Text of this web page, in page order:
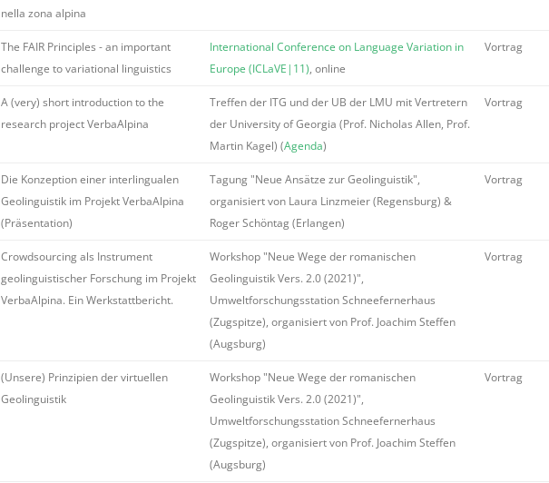
nella zona alpina
The FAIR Principles - an important
challenge to variational linguistics
International Conference on Language Variation in
Europe (ICLaVE|11), online
Vortrag
A (very) short introduction to the
research project VerbaAlpina
Treffen der ITG und der UB der LMU mit Vertretern
der University of Georgia (Prof. Nicholas Allen, Prof.
Martin Kagel) (Agenda)
Vortrag
Die Konzeption einer interlingualen
Geolinguistik im Projekt VerbaAlpina
(Präsentation)
Tagung "Neue Ansätze zur Geolinguistik",
organisiert von Laura Linzmeier (Regensburg) &
Roger Schöntag (Erlangen)
Vortrag
Crowdsourcing als Instrument
geolinguistischer Forschung im Projekt
VerbaAlpina. Ein Werkstattbericht.
Workshop "Neue Wege der romanischen
Geolinguistik Vers. 2.0 (2021)",
Umweltforschungsstation Schneefernerhaus
(Zugspitze), organisiert von Prof. Joachim Steffen
(Augsburg)
Vortrag
(Unsere) Prinzipien der virtuellen
Geolinguistik
Workshop "Neue Wege der romanischen
Geolinguistik Vers. 2.0 (2021)",
Umweltforschungsstation Schneefernerhaus
(Zugspitze), organisiert von Prof. Joachim Steffen
(Augsburg)
Vortrag